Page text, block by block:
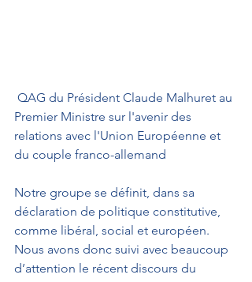
Premier Ministre sur l'avenir des
relations avec l'Union Européenne et
du couple franco-allemand
Notre groupe se définit, dans sa
déclaration de politique constitutive,
comme libéral, social et européen.
Nous avons donc suivi avec beaucoup
d’attention le récent discours du